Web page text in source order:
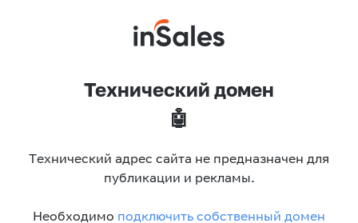
Технический домен
🤖
Технический адрес сайта не предназначен для
публикации и рекламы.
Необходимо подключить собственный домен